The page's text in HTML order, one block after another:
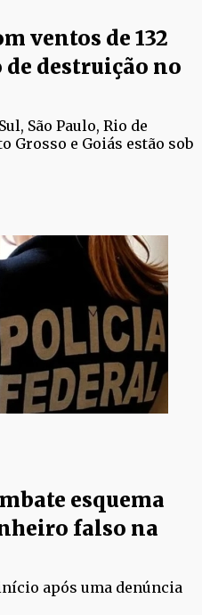
ventos de 132
destruição no
São Paulo, Rio de
Grosso e Goiás estão sob
esquema
falso na
após uma denúncia